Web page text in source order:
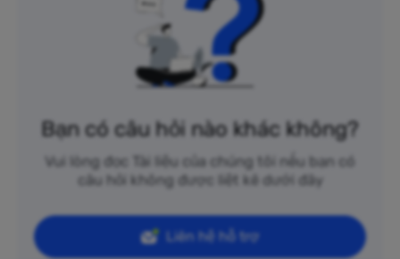
Bạn có câu hỏi nào khác không?
Vui lòng đọc Tài liệu của chúng tôi nếu bạn có
câu hỏi không được liệt kê dưới đây
Liên hệ hỗ trợ